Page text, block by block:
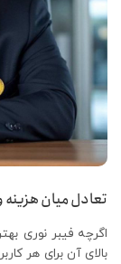
تعادل میان
اگرچه فیبر نوری
بالای آن برای هر